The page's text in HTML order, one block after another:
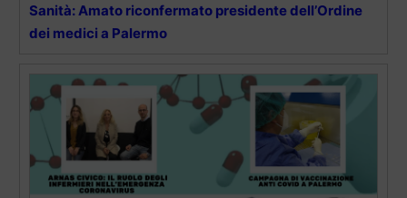
Sanità: Amato riconfermato presidente dell’Ordine
dei medici a Palermo